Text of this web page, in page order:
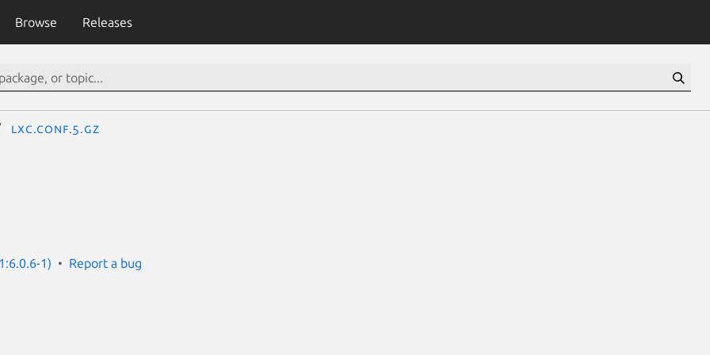
Browse Releases
lxc.conf.5.gz
1) Report a bug